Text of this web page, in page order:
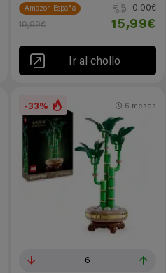
Amazon España
0.00€
19,99€
15,99€
Ir al chollo
-33%
6
6 meses